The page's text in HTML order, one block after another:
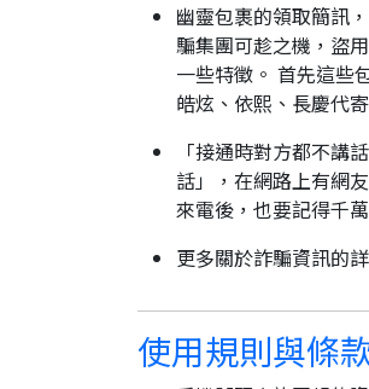
幽靈包裹的領取簡訊
騙集團可趁之機，盜
一些特徵。 首先這些
皓炫、依熙、長慶代
「接通時對方都不講
話」，在網路上有網
來電後，也要記得千
更多關於詐騙資訊的
使用規則與條